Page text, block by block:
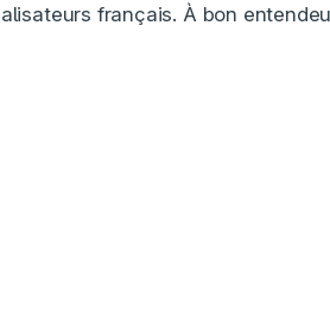
français. À bon